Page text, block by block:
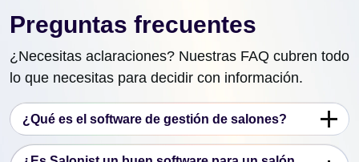
Preguntas frecuentes
¿Necesitas aclaraciones? Nuestras FAQ cubren todo
lo que necesitas para decidir con información.
¿Qué es el software de gestión de salones?